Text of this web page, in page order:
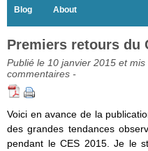
Blog About
Premiers retours du
Publié le 10 janvier 2015 et
commentaires -
Voici en avance de la
des grandes tendances
pendant le CES 2015. Je le